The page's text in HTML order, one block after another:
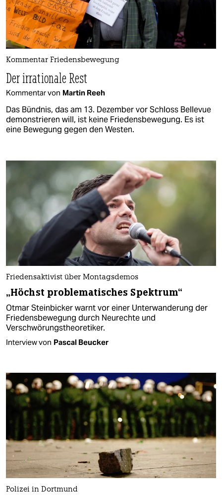
Kommentar Friedensbewegung
Der irrationale Rest
Kommentar von Martin Reeh
Das Bündnis, das am 13. Dezember vor Schloss Bellevue
demonstrieren will, ist keine Friedensbewegung. Es ist
eine Bewegung gegen den Westen.
Friedensaktivist über Montagsdemos
„Höchst problematisches Spektrum“
Otmar Steinbicker warnt vor einer Unterwanderung der
Friedensbewegung durch Neurechte und
Verschwörungstheoretiker.
Interview von Pascal Beucker
Polizei in Dortmund